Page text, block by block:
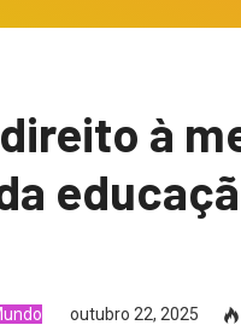
à
outubro 22, 2025